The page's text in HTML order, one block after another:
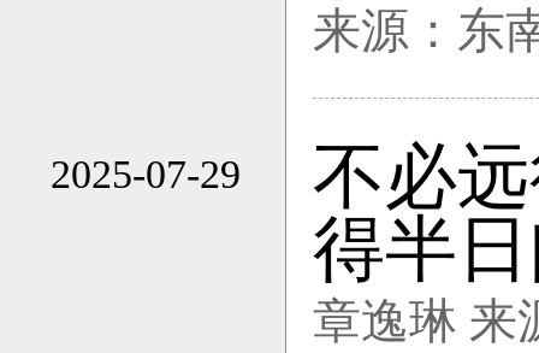
来源：东
2025-07-29
不必
得半
章逸琳 来